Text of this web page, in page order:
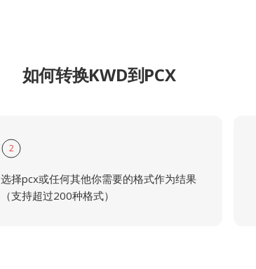
如何转换KWD到PCX
2
选择pcx或任何其他你需要的格式作为结果
（支持超过200种格式）